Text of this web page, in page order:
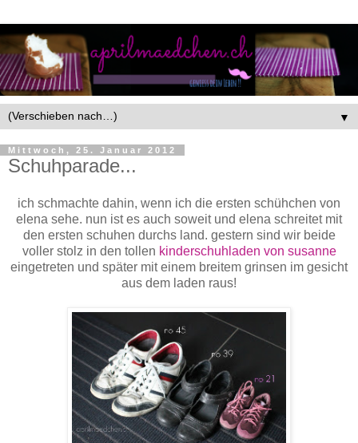
▼
Mittwoch, 25. Januar 2012
Schuhparade...
ich schmachte dahin, wenn ich die ersten schühchen von
elena sehe. nun ist es auch soweit und elena schreitet mit
den ersten schuhen durchs land. gestern sind wir beide
voller stolz in den tollen kinderschuhladen von susanne
eingetreten und später mit einem breitem grinsen im gesicht
aus dem laden raus!